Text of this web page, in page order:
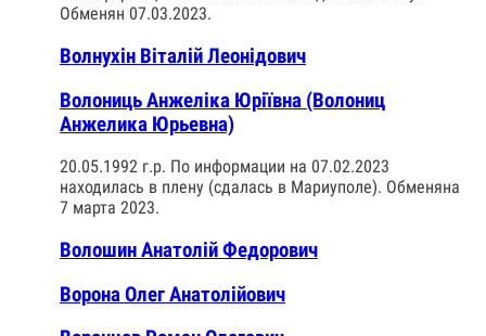
Обменян 07.03.2023.
Волнухін Віталій Леонідович
Волониць Анжеліка Юріївна (Волониц
Анжелика Юрьевна)
20.05.1992 г.р. По информации на 07.02.2023
находилась в плену (сдалась в Мариуполе). Обменяна
7 марта 2023.
Волошин Анатолій Федорович
Ворона Олег Анатолійович